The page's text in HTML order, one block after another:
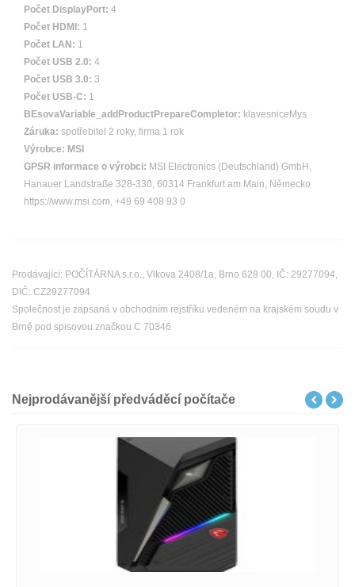
Počet DisplayPort: 4
Počet HDMI: 1
Počet LAN: 1
Počet USB 2.0: 4
Počet USB 3.0: 3
Počet USB-C: 1
BEsovaVariable_addProductPrepareCompletor: klavesniceMys
Záruka: spotřebitel 2 roky, firma 1 rok
Výrobce: MSI
GPSR informace o výrobci: MSI Electronics (Deutschland) GmbH,
Hanauer Landstraße 328-330, 60314 Frankfurt am Main, Německo
https://www.msi.com, +49 69 408 93 0
Prodávající: POČÍTÁRNA s.r.o., Vlkova 2408/1a, Brno 628 00, IČ: 29277094,
DIČ: CZ29277094
Společnost je zapsaná v obchodním rejstříku vedeném na krajském soudu v
Brně pod spisovou značkou C 70346
Nejprodávanější předváděcí počítače